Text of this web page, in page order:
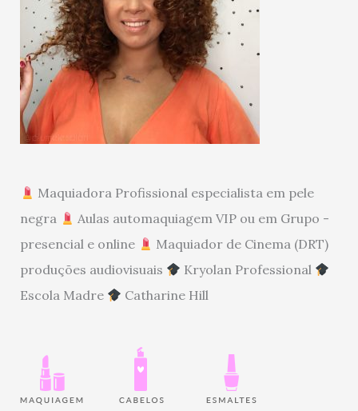
Maquiadora Profissional especialista em pele
negra
Aulas automaquiagem VIP ou em Grupo -
presencial e online
Maquiador de Cinema (DRT)
produções audiovisuais
Kryolan Professional
Escola Madre
Catharine Hill